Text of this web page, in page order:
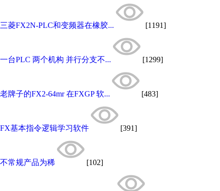
三菱FX2N-PLC和变频器在橡胶... [1191]
一台PLC 两个机构 并行分支不... [1299]
老牌子的FX2-64mr 在FXGP 软... [483]
FX基本指令逻辑学习软件 [391]
不常规产品为稀 [102]